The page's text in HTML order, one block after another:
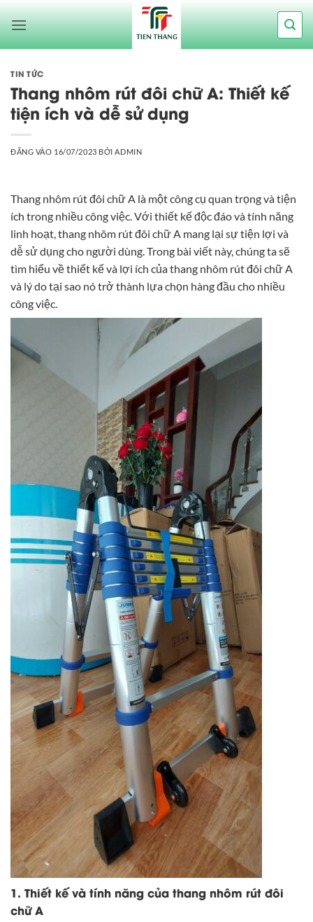
Bỏ
qua
nội
TIN TỨC
Thang nhôm rút đôi chữ A: Thiết kế
tiện ích và dễ sử dụng
ĐĂNG VÀO 16/07/2023 BỞI ADMIN
Thang nhôm rút đôi chữ A là một công cụ quan trọng và tiện
ích trong nhiều công việc. Với thiết kế độc đáo và tính năng
linh hoạt, thang nhôm rút đôi chữ A mang lại sự tiện lợi và
dễ sử dụng cho người dùng. Trong bài viết này, chúng ta sẽ
tìm hiểu về thiết kế và lợi ích của thang nhôm rút đôi chữ A
và lý do tại sao nó trở thành lựa chọn hàng đầu cho nhiều
công việc.
1. Thiết kế và tính năng của thang nhôm rút đôi
chữ A